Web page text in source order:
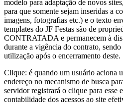
modelo para adaptação de novos
para que somente sejam inseridas a
imagens, fotografias etc.) e o texto
templates do JF Festas são de
CONTRATADA e permanecem à
durante a vigência do contrato, sendo
utilização após o encerramento deste.
Clique: é quando um usuário aciona
endereço no mecanismo de busca
servidor registrará o clique para esse
contabilidade dos acessos ao site